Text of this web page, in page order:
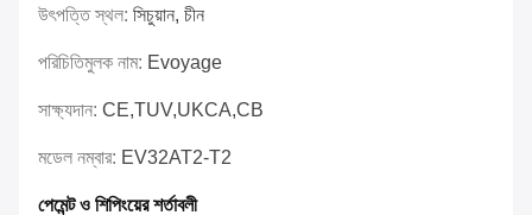
উৎপত্তি স্থল: সিচুয়ান, চীন
পরিচিতিমুলক নাম: Evoyage
সাক্ষ্যদান: CE,TUV,UKCA,CB
মডেল নম্বার: EV32AT2-T2
পেমেন্ট ও শিপিংয়ের শর্তাবলী